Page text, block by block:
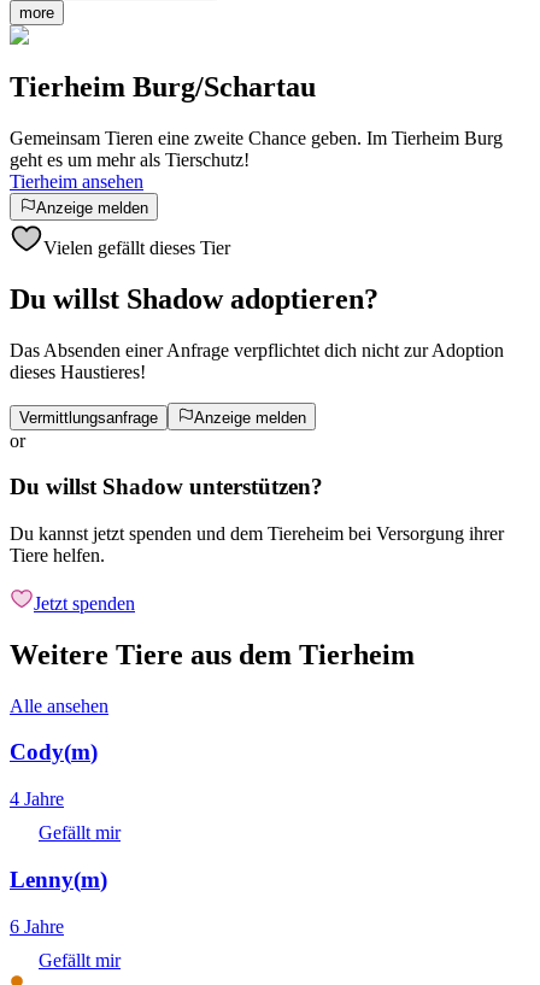
more
Tierheim Burg/Schartau
Gemeinsam Tieren eine zweite Chance geben. Im Tierheim Burg
geht es um mehr als Tierschutz!
Tierheim ansehen
Anzeige melden
Vielen gefällt dieses Tier
Du willst Shadow adoptieren?
Das Absenden einer Anfrage verpflichtet dich nicht zur Adoption
dieses Haustieres!
Vermittlungsanfrage Anzeige melden
or
Du willst Shadow unterstützen?
Du kannst jetzt spenden und dem Tiereheim bei Versorgung ihrer
Tiere helfen.
Jetzt spenden
Weitere Tiere aus dem Tierheim
Alle ansehen
Cody(m)
4 Jahre
Gefällt mir
Lenny(m)
6 Jahre
Gefällt mir